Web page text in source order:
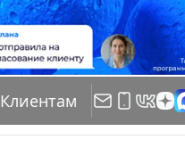
Клиентам